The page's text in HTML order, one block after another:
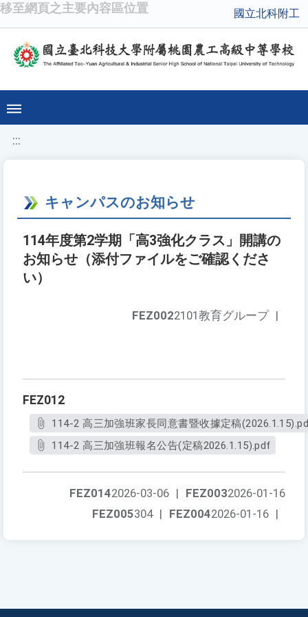
移至網頁之主要內容區位置 國立北科附工
:::
キャンパスのお知らせ
114年度第2学期「高3強化クラス」開講の
お知らせ（添付ファイルをご確認くださ
い）
FEZ0022101教育グループ |
FEZ012
114-2 高三加強班家長同意書暨收據定稿
114-2 高三加強班報名公告(定稿2026.1.15).pdf
FEZ0032026-01-16
FEZ0142026-03-06 |
FEZ0042026-01-16 |
FEZ005304 |